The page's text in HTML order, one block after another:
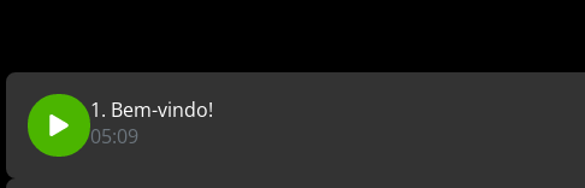
1. Bem-vindo!
05:09